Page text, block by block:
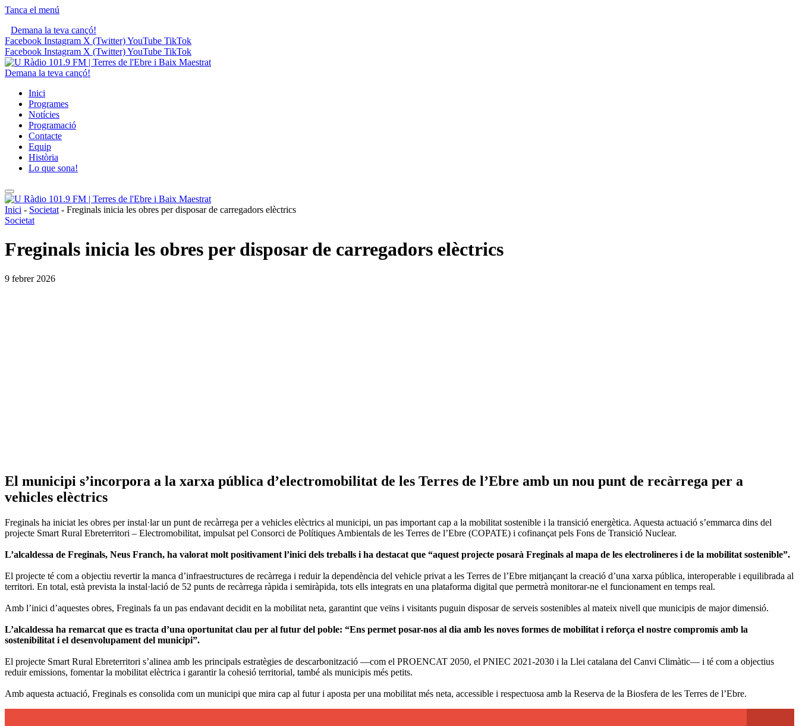
Tanca el menú
Demana la teva cançó!
Facebook Instagram X (Twitter)YouTube TikTok
Facebook Instagram X (Twitter)YouTube TikTok
Demana la teva cançó!
Inici
Programes
Notícies
Programació
Contacte
Equip
Història
Lo que sona!
Inici - Societat - Freginals inicia les obres per disposar de carregadors elèctrics
Societat
Freginals inicia les obres per disposar de carregadors elèctrics
9 febrer 2026
El municipi s’incorpora a la xarxa pública d’electromobilitat de les Terres de l’Ebre amb un nou punt de recàrrega per a
vehicles elèctrics
Freginals ha iniciat les obres per instal·lar un punt de recàrrega per a vehicles elèctrics al municipi, un pas important cap a la mobilitat sostenible i la transició energètica. Aquesta actuació s’emmarca dins del
projecte Smart Rural Ebreterritori – Electromobilitat, impulsat pel Consorci de Polítiques Ambientals de les Terres de l’Ebre (COPATE) i cofinançat pels Fons de Transició Nuclear.
L’alcaldessa de Freginals, Neus Franch, ha valorat molt positivament l’inici dels treballs i ha destacat que “aquest projecte posarà Freginals al mapa de les electrolineres i de la mobilitat sostenible”.
El projecte té com a objectiu revertir la manca d’infraestructures de recàrrega i reduir la dependència del vehicle privat a les Terres de l’Ebre mitjançant la creació d’una xarxa pública, interoperable i equilibrada al
territori. En total, està prevista la instal·lació de 52 punts de recàrrega ràpida i semiràpida, tots ells integrats en una plataforma digital que permetrà monitorar-ne el funcionament en temps real.
Amb l’inici d’aquestes obres, Freginals fa un pas endavant decidit en la mobilitat neta, garantint que veïns i visitants puguin disposar de serveis sostenibles al mateix nivell que municipis de major dimensió.
L’alcaldessa ha remarcat que es tracta d’una oportunitat clau per al futur del poble: “Ens permet posar-nos al dia amb les noves formes de mobilitat i reforça el nostre compromís amb la
sostenibilitat i el desenvolupament del municipi”.
El projecte Smart Rural Ebreterritori s’alinea amb les principals estratègies de descarbonització —com el PROENCAT 2050, el PNIEC 2021-2030 i la Llei catalana del Canvi Climàtic— i té com a objectius
reduir emissions, fomentar la mobilitat elèctrica i garantir la cohesió territorial, també als municipis més petits.
Amb aquesta actuació, Freginals es consolida com un municipi que mira cap al futur i aposta per una mobilitat més neta, accessible i respectuosa amb la Reserva de la Biosfera de les Terres de l’Ebre.